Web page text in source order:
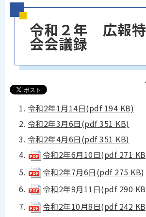
令和２年 広報
会会議録
令和2年1月14日(pdf 194 KB)
令和2年3月6日(pdf 351 KB)
令和2年4月6日(pdf 351 KB)
令和2年6月10日(pdf 271
令和2年7月6日(pdf 275 KB)
令和2年9月11日(pdf 290
令和2年10月8日(pdf 242